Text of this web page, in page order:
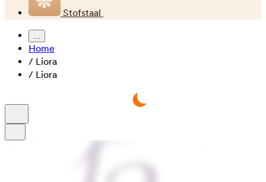
Stofstaal
...
Home
/ Liora
/ Liora